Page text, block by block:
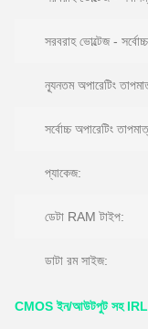
সরবরাহ ভোল্টেজ -
ন্যূনতম অপারেটিং
সর্বোচ্চ অপারেটিং
প্যাকেজ:
ডেটা RAM টাইপ:
ডাটা রম সাইজ:
CMOS ইন/আউটপুট সহ